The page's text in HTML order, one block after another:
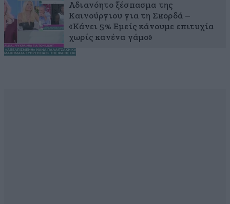
Αδιανόητο ξέσπασμα της
Καινούργιου για τη Σκορδά –
«Κάνει 5% Εμείς κάνουμε επιτυχία
χωρίς κανένα γάμο»